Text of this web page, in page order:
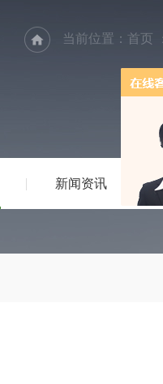
新闻资讯
当前位置： 首页